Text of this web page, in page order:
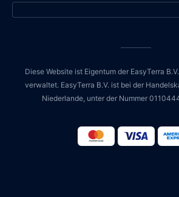
Diese Website ist Eigentum der EasyTerra
verwaltet. EasyTerra B.V. ist bei der
Niederlande, unter der Nummer